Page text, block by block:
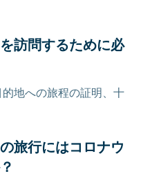
訪問するために必
地への旅程の証明、十
旅行にはコロナウ